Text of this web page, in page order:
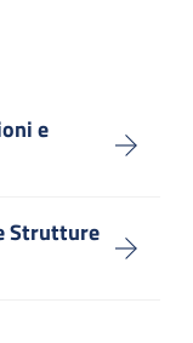
e
Strutture